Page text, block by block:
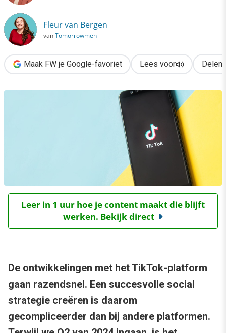
Fleur van Bergen
vanTomorrowmen
Maak FW je Google-favoriet Lees voor Delen
Leer in 1 uur hoe je content maakt die blijft
werken. Bekijk direct
De ontwikkelingen met het TikTok-platform
gaan razendsnel. Een succesvolle social
strategie creëren is daarom
gecompliceerder dan bij andere platformen.